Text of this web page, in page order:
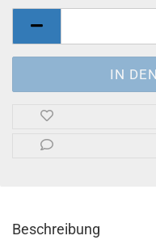
Beschreibung